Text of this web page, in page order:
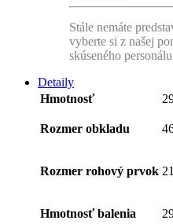
Stále nemáte
vyberte si z našej
skúseného
Detaily
Hmotnosť
Rozmer obkladu
Rozmer rohový prvok
Hmotnosť balenia